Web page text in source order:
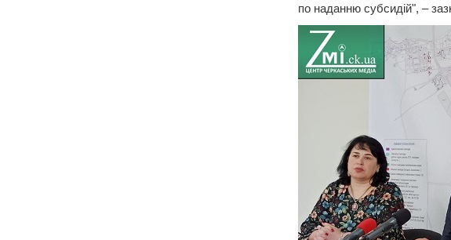
по наданню субсидій", –